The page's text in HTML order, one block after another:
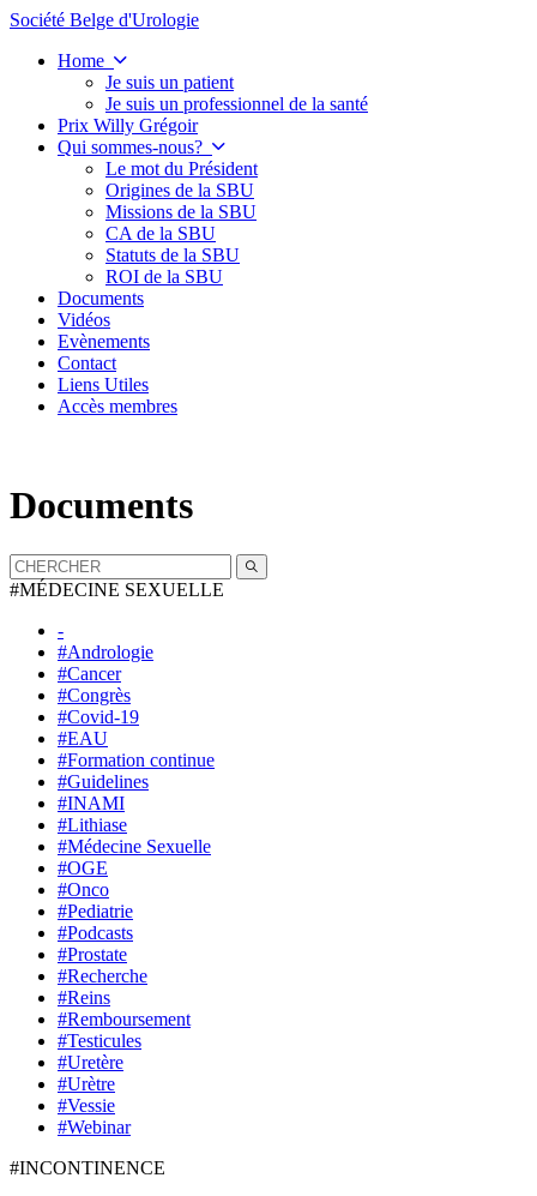
Société Belge d'Urologie
Home
Je suis un patient
Je suis un professionnel de la santé
Prix Willy Grégoir
Qui sommes-nous?
Le mot du Président
Origines de la SBU
Missions de la SBU
CA de la SBU
Statuts de la SBU
ROI de la SBU
Documents
Vidéos
Evènements
Contact
Liens Utiles
Accès membres
Documents
#MÉDECINE SEXUELLE
-
#Andrologie
#Cancer
#Congrès
#Covid-19
#EAU
#Formation continue
#Guidelines
#INAMI
#Lithiase
#Médecine Sexuelle
#OGE
#Onco
#Pediatrie
#Podcasts
#Prostate
#Recherche
#Reins
#Remboursement
#Testicules
#Uretère
#Urètre
#Vessie
#Webinar
#INCONTINENCE